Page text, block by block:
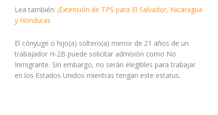
Lea también: ¡Extensión de TPS para El Salvador, Nicaragua
y Honduras
El cónyuge o hijo(a) soltero(a) menor de 21 años de un
trabajador H-2B puede solicitar admisión como No
Inmigrante. Sin embargo, no serán elegibles para trabajar
en los Estados Unidos mientras tengan este estatus.